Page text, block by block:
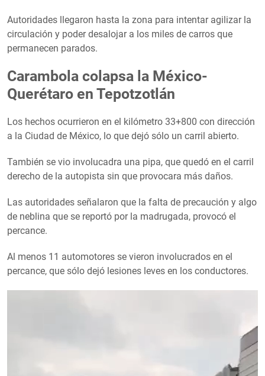
Autoridades llegaron hasta la zona para intentar agilizar la
circulación y poder desalojar a los miles de carros que
permanecen parados.
Carambola colapsa la México-
Querétaro en Tepotzotlán
Los hechos ocurrieron en el kilómetro 33+800 con dirección
a la Ciudad de México, lo que dejó sólo un carril abierto.
También se vio involucadra una pipa, que quedó en el carril
derecho de la autopista sin que provocara más daños.
Las autoridades señalaron que la falta de precaución y algo
de neblina que se reportó por la madrugada, provocó el
percance.
Al menos 11 automotores se vieron involucrados en el
percance, que sólo dejó lesiones leves en los conductores.